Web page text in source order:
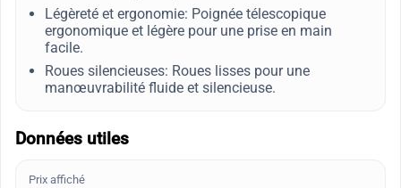
Légèreté et ergonomie: Poignée télescopique
ergonomique et légère pour une prise en main
facile.
Roues silencieuses: Roues lisses pour une
manœuvrabilité fluide et silencieuse.
Données utiles
Prix affiché